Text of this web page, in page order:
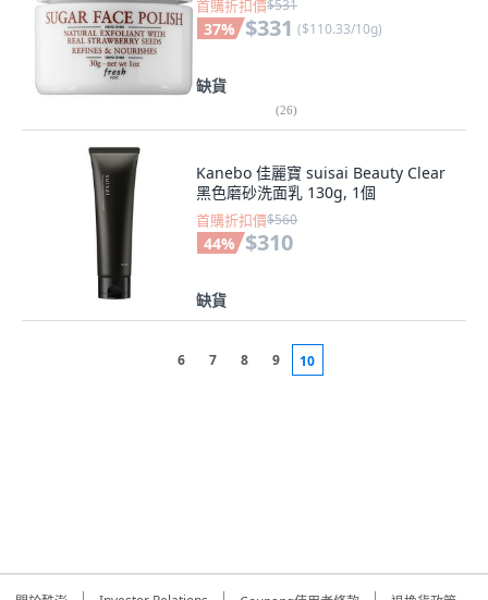
首購折扣價$531
37% $331 ($110.33/10g)
缺貨
(26)
Kanebo 佳麗寶 suisai Beauty Clear
黑色磨砂洗面乳 130g, 1個
首購折扣價$560
44% $310
缺貨
6 7 8 9 10